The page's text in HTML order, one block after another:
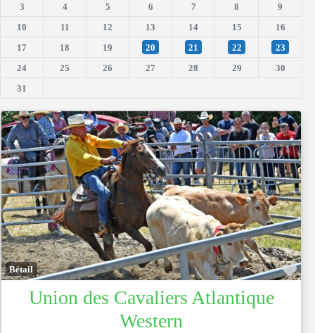
3
4 5 6 7 8
9
10
11 12 13 14 15
16
17
18 19 20 21 22
23
24
25 26 27 28 29
30
31
Bétail
Union des Cavaliers Atlantique
Western